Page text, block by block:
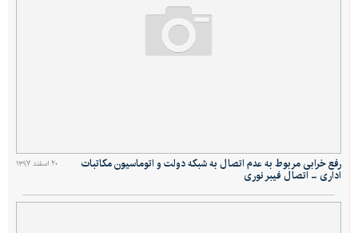
۲۰ اسفند ۱۳۹۷ رفع خرابی مربوط به عدم اتصال به شبکه دولت و اتوماسیون مکاتبات
اداری - اتصال فیبر نوری